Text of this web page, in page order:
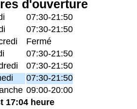
d'ouverture
07:30-21:50
07:30-21:50
Fermé
07:30-21:50
07:30-21:50
07:30-21:50
09:00-20:00
17:04 heure